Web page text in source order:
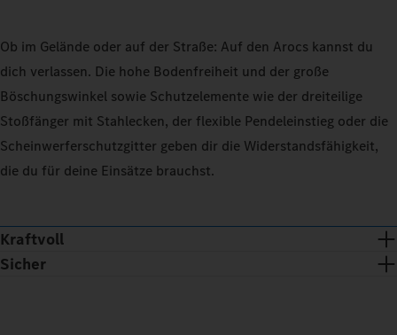
Ob im Gelände oder auf der Straße: Auf den Arocs kannst du
dich verlassen. Die hohe Bodenfreiheit und der große
Böschungswinkel sowie Schutzelemente wie der dreiteilige
Stoßfänger mit Stahlecken, der flexible Pendeleinstieg oder die
Scheinwerferschutzgitter geben dir die Widerstandsfähigkeit,
die du für deine Einsätze brauchst.
Kraftvoll
Sicher